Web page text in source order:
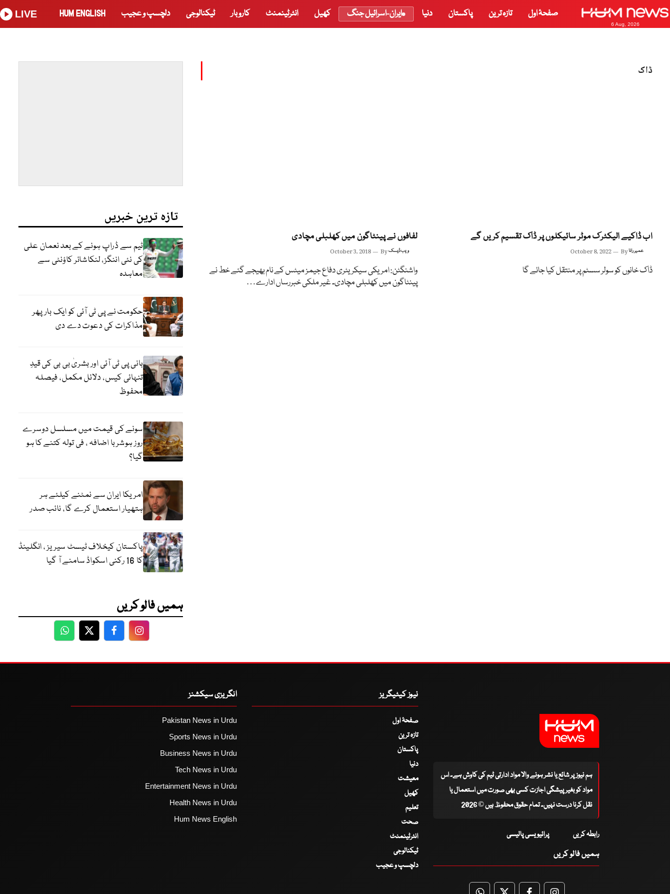
6 Aug, 2026
صفحۂ اول تازہ ترین پاکستان دنیا ایران-اسرائیل جنگ کھیل انٹرٹینمنٹ کاروبار ٹیکنالوجی دلچسپ و عجیب HUM ENGLISH
LIVE
ڈاک
اب ڈاکیے الیکٹرک موٹر سائیکلوں پر ڈاک تقسیم کریں گے
October 8, 2022 Byعمیر رانا
ڈاک خانوں کو سولر سسٹم پر منتقل کیا جائے گا
لفافوں نے پینٹاگون میں کھلبلی مچادی
October 3, 2018 Byویب ڈیسک
واشنگٹن: امریکی سیکریٹری دفاع جیمز میٹس کے نام بھیجے گئے خط نے
پینٹاگون میں کھلبلی مچادی۔ غیر ملکی خبررساں ادارے…
تازہ ترین خبریں
ٹیم سے ڈراپ ہونے کے بعد نعمان علی
کی نئی اننگز، لنکاشائر کاؤنٹی سے
معاہدہ
حکومت نے پی ٹی آئی کو ایک بارپھر
مذاکرات کی دعوت دے دی
بانی پی ٹی آئی اور بشریٰ بی بی کی قیدِ
تنہائی کیس، دلائل مکمل، فیصلہ
محفوظ
سونے کی قیمت میں مسلسل دوسرے
روز ہوشربا اضافہ ، فی تولہ کتنے کا ہو
گیا؟
امریکا ایران سے نمٹنے کیلئے ہر
ہتھیار استعمال کرے گا، نائب صدر
پاکستان کیخلاف ٹیسٹ سیریز ، انگلینڈ
کا 16 رکنی اسکواڈ سامنے آ گیا
ہمیں فالو کریں
WhatsApp
TwitterFacebookFacebook
ہم نیوز پر شائع یا نشر ہونے والا مواد ادارتی ٹیم کی کاوش ہے۔ اس
مواد کو بغیر پیشگی اجازت کسی بھی صورت میں استعمال یا
نقل کرنا درست نہیں۔ تمام حقوق محفوظ ہیں © 2026
رابطہ کریں پرائیویسی پالیسی
ہمیں فالو کریں
نیوز کیٹیگریز
صفحۂ اول
تازہ ترین
پاکستان
دنیا
معیشت
کھیل
تعلیم
صحت
انٹرٹینمنٹ
ٹیکنالوجی
دلچسپ و عجیب
انگریزی سیکشنز
Pakistan News in Urdu
Sports News in Urdu
Business News in Urdu
Tech News in Urdu
Entertainment News in Urdu
Health News in Urdu
Hum News English